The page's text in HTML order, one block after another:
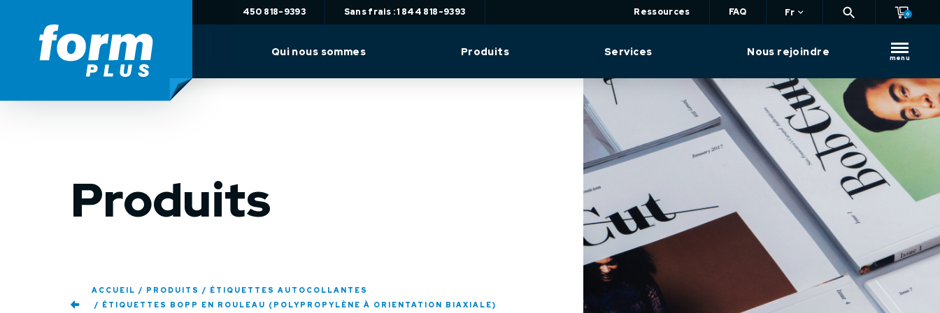
450 818-9393 Sans frais : 1 844 818-9393 Ressources FAQ Fr 0
Qui nous sommes Produits Services Nous rejoindre
menu
Produits
ACCUEIL PRODUITS
ÉTIQUETTES AUTOCOLLANTES
ÉTIQUETTES BOPP EN ROULEAU (POLYPROPYLÈNE À ORIENTATION BIAXIALE)